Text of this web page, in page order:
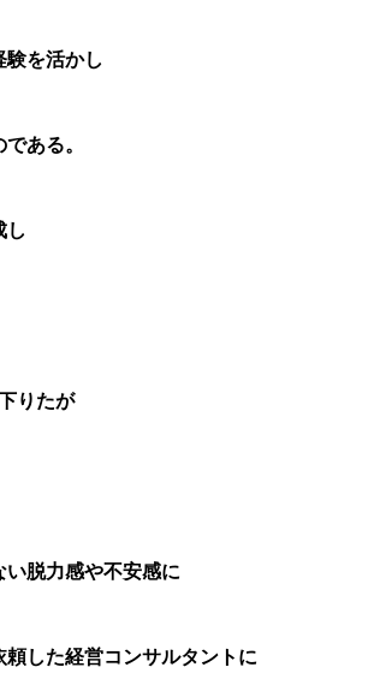
験を活かし
ある。
し
りたが
い脱力感や不安感に
頼した経営コンサルタントに